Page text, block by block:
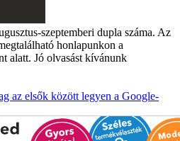
szeptemberi dupla száma. Az
honlapunkon a
alatt. Jó olvasást kívánunk
az elsők között legyen a Google-